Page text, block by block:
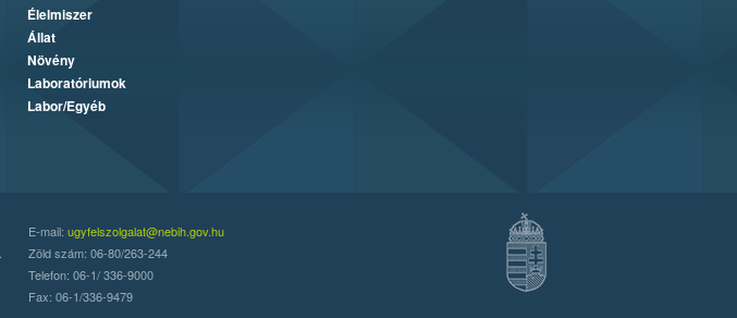
Élelmiszer
Állat
Növény
Laboratóriumok
Labor/Egyéb
E-mail:ugyfelszolgalat@nebih.gov.hu
Zöld szám: 06-80/263-244
Telefon: 06-1/ 336-9000
Fax: 06-1/336-9479